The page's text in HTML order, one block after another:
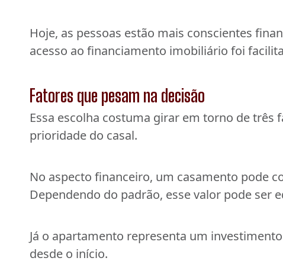
Hoje, as pessoas estão mais conscientes
acesso ao financiamento imobiliário foi
Fatores que pesam na decisão
Essa escolha costuma girar em torno de
prioridade do casal.
No aspecto financeiro, um casamento pode
Dependendo do padrão, esse valor pode ser
Já o apartamento representa um
desde o início.